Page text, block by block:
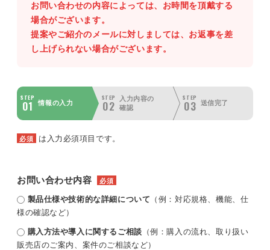
お問い合わせの内容によっては、お時間を頂戴する
場合がございます。
提案やご紹介のメールに対しましては、お返事を差
し上げられない場合がございます。
STEP
01 情報の入力
STEP
02
入力内容の
確認
STEP
03 送信完了
必須 は入力必須項目です。
お問い合わせ内容 必須
製品仕様や技術的な詳細について （例：対応規格、機能、仕
様の確認など）
購入方法や導入に関するご相談 （例：購入の流れ、取り扱い
販売店のご案内、案件のご相談など）